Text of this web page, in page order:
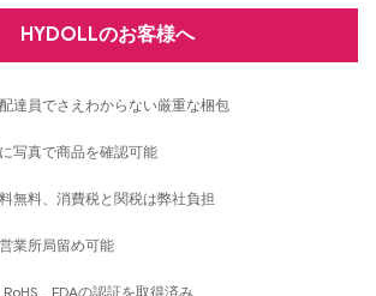
HYDOLLのお客様へ
達員でさえわからない厳重な梱包
写真で商品を確認可能
無料、消費税と関税は弊社負担
業所局留め可能
、FDAの認証を取得済み